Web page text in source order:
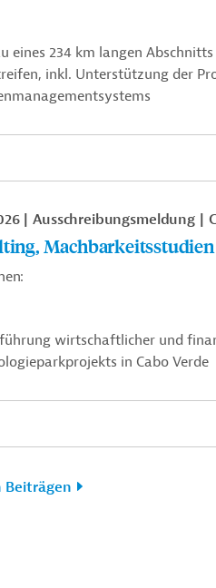
eines 234 km langen
inkl. Unterstützung der
Ausschreibungsmeldung
wirtschaftlicher und
in Cabo Verde
Beiträgen